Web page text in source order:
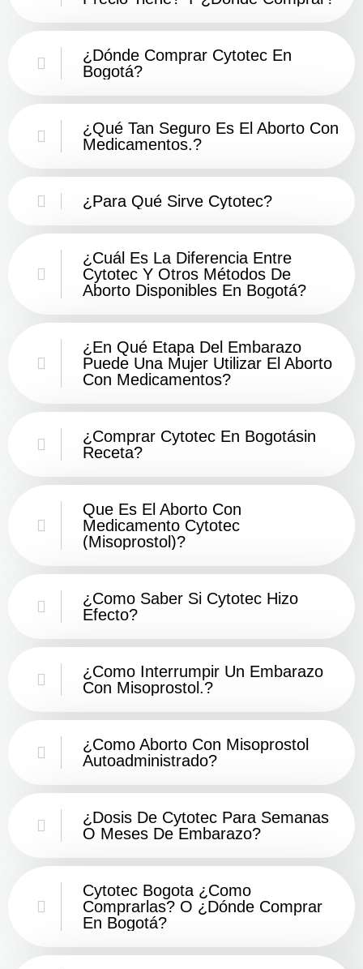
¿Dónde Comprar Cytotec En
Bogotá?
¿Qué Tan Seguro Es El Aborto Con
Medicamentos.?
¿Para Qué Sirve Cytotec?
¿Cuál Es La Diferencia Entre
Cytotec Y Otros Métodos De
Aborto Disponibles En Bogotá?
¿En Qué Etapa Del Embarazo
Puede Una Mujer Utilizar El Aborto
Con Medicamentos?
¿Comprar Cytotec En Bogotásin
Receta?
Que Es El Aborto Con
Medicamento Cytotec
(misoprostol)?
¿Como Saber Si Cytotec Hizo
Efecto?
¿como Interrumpir Un Embarazo
Con Misoprostol.?
¿Como Aborto Con Misoprostol
Autoadministrado?
¿Dosis De Cytotec Para Semanas
O Meses De Embarazo?
Cytotec Bogota ¿Como
Comprarlas? O ¿Dónde Comprar
En Bogotá?